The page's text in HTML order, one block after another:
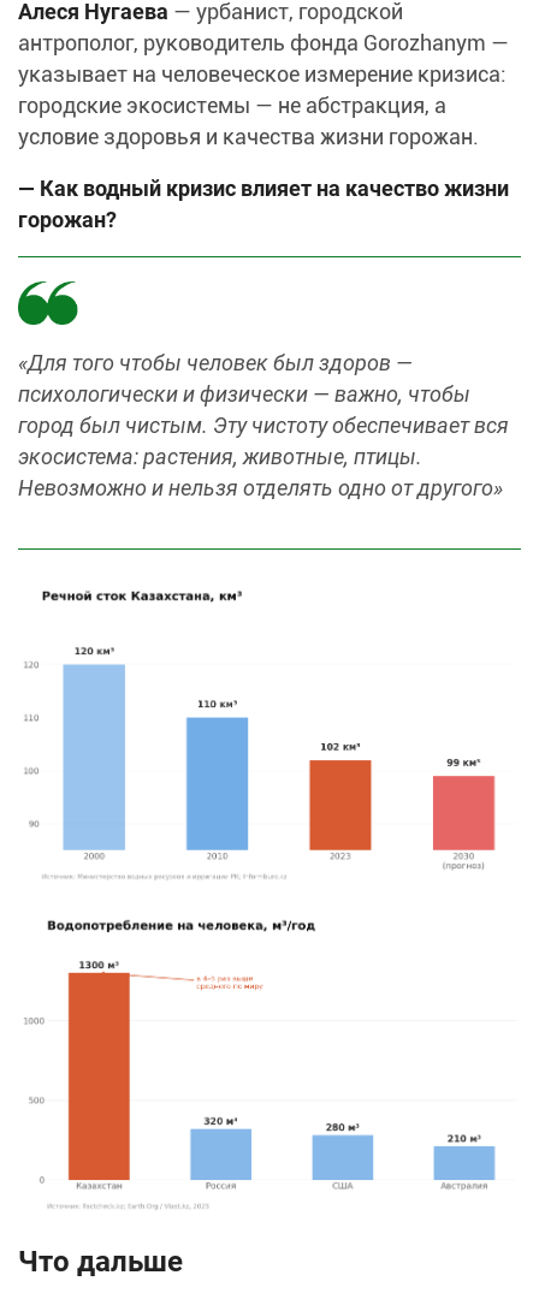
Алеся Нугаева — урбанист, городской
антрополог, руководитель фонда Gorozhanym —
указывает на человеческое измерение кризиса:
городские экосистемы — не абстракция, а
условие здоровья и качества жизни горожан.
— Как водный кризис влияет на качество жизни
горожан?
«Для того чтобы человек был здоров —
психологически и физически — важно, чтобы
город был чистым. Эту чистоту обеспечивает вся
экосистема: растения, животные, птицы.
Невозможно и нельзя отделять одно от другого»
Что дальше